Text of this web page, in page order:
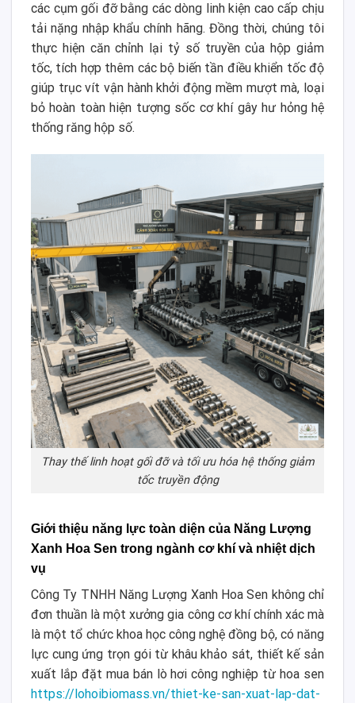
các cụm gối đỡ bằng các dòng linh kiện cao cấp chịu
tải nặng nhập khẩu chính hãng. Đồng thời, chúng tôi
thực hiện căn chỉnh lại tỷ số truyền của hộp giảm
tốc, tích hợp thêm các bộ biến tần điều khiển tốc độ
giúp trục vít vận hành khởi động mềm mượt mà, loại
bỏ hoàn toàn hiện tượng sốc cơ khí gây hư hỏng hệ
thống răng hộp số.
Thay thế linh hoạt gối đỡ và tối ưu hóa hệ thống giảm
tốc truyền động
Giới thiệu năng lực toàn diện của Năng Lượng
Xanh Hoa Sen trong ngành cơ khí và nhiệt dịch
vụ
Công Ty TNHH Năng Lượng Xanh Hoa Sen không chỉ
đơn thuần là một xưởng gia công cơ khí chính xác mà
là một tổ chức khoa học công nghệ đồng bộ, có năng
lực cung ứng trọn gói từ khâu khảo sát, thiết kế sản
xuất lắp đặt mua bán lò hơi công nghiệp từ hoa sen
https://lohoibiomass.vn/thiet-ke-san-xuat-lap-dat-